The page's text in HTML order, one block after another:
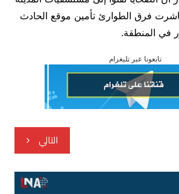
باشرت فرق الطوارئ تأمين موقع الحادث
في المنطقة.
تابعونا عبر تليغرام
التالي